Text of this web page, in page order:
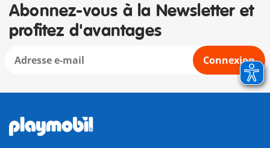
Abonnez-vous à la Newsletter et
profitez d'avantages
Connexion